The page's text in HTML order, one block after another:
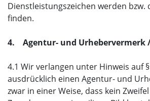
Dienstleistungszeichen werden
finden.
4. Agentur- und Urhebervermerk
4.1 Wir verlangen unter Hinweis auf
ausdrücklich einen Agentur- und
zwar in einer Weise, dass kein